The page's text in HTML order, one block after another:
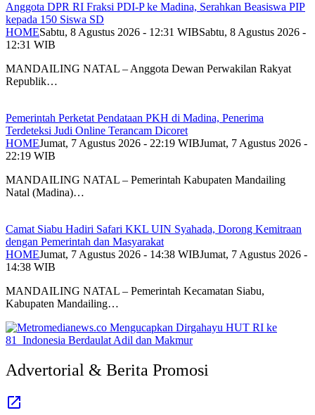
Anggota DPR RI Fraksi PDI-P ke Madina, Serahkan Beasiswa PIP
kepada 150 Siswa SD
HOMESabtu, 8 Agustus 2026 - 12:31 WIBSabtu, 8 Agustus 2026 -
12:31 WIB
MANDAILING NATAL – Anggota Dewan Perwakilan Rakyat
Republik…
Pemerintah Perketat Pendataan PKH di Madina, Penerima
Terdeteksi Judi Online Terancam Dicoret
HOMEJumat, 7 Agustus 2026 - 22:19 WIBJumat, 7 Agustus 2026 -
22:19 WIB
MANDAILING NATAL – Pemerintah Kabupaten Mandailing
Natal (Madina)…
Camat Siabu Hadiri Safari KKL UIN Syahada, Dorong Kemitraan
dengan Pemerintah dan Masyarakat
HOMEJumat, 7 Agustus 2026 - 14:38 WIBJumat, 7 Agustus 2026 -
14:38 WIB
MANDAILING NATAL – Pemerintah Kecamatan Siabu,
Kabupaten Mandailing…
Advertorial & Berita Promosi